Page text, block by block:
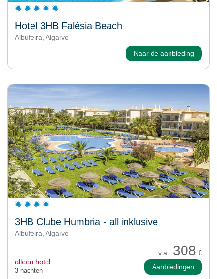
Hotel 3HB Falésia Beach
Albufeira, Algarve
Naar de aanbieding
3HB Clube Humbria - all inklusive
Albufeira, Algarve
v.a. 308 €
alleen hotel
3 nachten Aanbiedingen